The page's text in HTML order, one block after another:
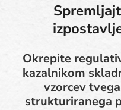
Okrepite
kazalnikom
vzorcev
strukturiranega